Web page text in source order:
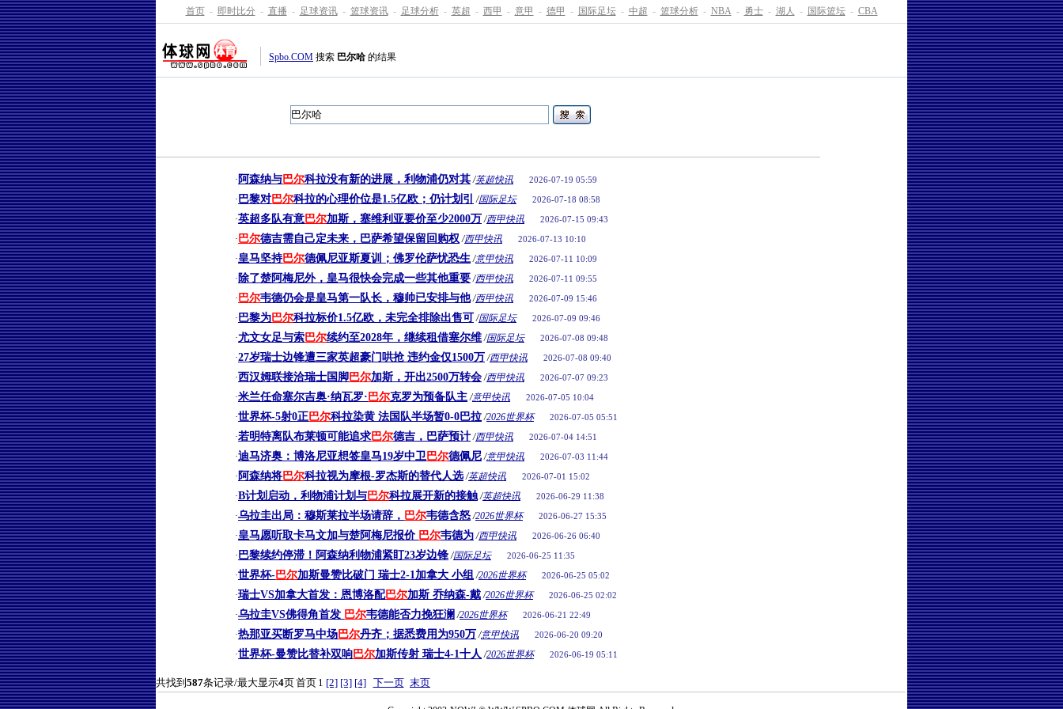
首页 - 即时比分 - 直播 - 足球资讯 - 篮球资讯 - 足球分析 - 英超 - 西甲 - 意甲 - 德甲 - 国际足坛 - 中超 - 篮球分析 - NBA - 勇士 - 湖人 - 国际篮坛 - CBA
Spbo.COM 搜索 巴尔哈 的结果
· 阿森纳与巴尔科拉没有新的进展，利物浦仍对其 /英超快讯 2026-07-19 05:59
·巴黎对巴尔科拉的心理价位是1.5亿欧；仍计划引 /国际足坛 2026-07-18 08:58
·英超多队有意巴尔加斯，塞维利亚要价至少2000万 /西甲快讯 2026-07-15 09:43
·巴尔德吉需自己定未来，巴萨希望保留回购权 /西甲快讯 2026-07-13 10:10
·皇马坚持巴尔德佩尼亚斯夏训；佛罗伦萨忧恐生 /意甲快讯 2026-07-11 10:09
· 除了楚阿梅尼外，皇马很快会完成一些其他重要 /西甲快讯 2026-07-11 09:55
·巴尔韦德仍会是皇马第一队长，穆帅已安排与他 /西甲快讯 2026-07-09 15:46
·巴黎为巴尔科拉标价1.5亿欧，未完全排除出售可 /国际足坛 2026-07-09 09:46
·尤文女足与索巴尔续约至2028年，继续租借塞尔维 /国际足坛 2026-07-08 09:48
·27岁瑞士边锋遭三家英超豪门哄抢 违约金仅1500万 /西甲快讯 2026-07-08 09:40
·西汉姆联接洽瑞士国脚巴尔加斯，开出2500万转会 /西甲快讯 2026-07-07 09:23
·米兰任命塞尔吉奥·纳瓦罗·巴尔克罗为预备队主 /意甲快讯 2026-07-05 10:04
·世界杯-5射0正巴尔科拉染黄 法国队半场暂0-0巴拉 /2026世界杯 2026-07-05 05:51
·若明特离队布莱顿可能追求巴尔德吉，巴萨预计 /西甲快讯 2026-07-04 14:51
·迪马济奥：博洛尼亚想签皇马19岁中卫巴尔德佩尼 /意甲快讯 2026-07-03 11:44
· 阿森纳将巴尔科拉视为摩根-罗杰斯的替代人选 /英超快讯 2026-07-01 15:02
·B计划启动，利物浦计划与巴尔科拉展开新的接触 /英超快讯 2026-06-29 11:38
·乌拉圭出局：穆斯莱拉半场请辞， 巴尔韦德含怒 /2026世界杯 2026-06-27 15:35
·皇马愿听取卡马文加与楚阿梅尼报价 巴尔韦德为 /西甲快讯 2026-06-26 06:40
·巴黎续约停滞！阿森纳利物浦紧盯23岁边锋 /国际足坛 2026-06-25 11:35
·世界杯-巴尔加斯曼赞比破门 瑞士2-1加拿大 小组 /2026世界杯 2026-06-25 05:02
·瑞士VS加拿大首发：恩博洛配巴尔加斯 乔纳森-戴 /2026世界杯 2026-06-25 02:02
·乌拉圭VS佛得角首发 巴尔韦德能否力挽狂澜 /2026世界杯 2026-06-21 22:49
·热那亚买断罗马中场巴尔丹齐；据悉费用为950万 /意甲快讯 2026-06-20 09:20
·世界杯-曼赞比替补双响巴尔加斯传射 瑞士4-1十人 /2026世界杯 2026-06-19 05:11
共找到 587条记录/最大显示4页首页 1 [2] [3] [4] 下一页 末页